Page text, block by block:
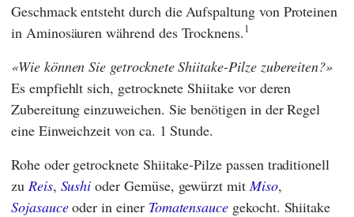
Geschmack entsteht durch die Aufspaltung von Proteinen
in Aminosäuren während des Trocknens.1
Wie können Sie getrocknete Shiitake-Pilze zubereiten?
Es empfiehlt sich, getrocknete Shiitake vor deren
Zubereitung einzuweichen. Sie benötigen in der Regel
eine Einweichzeit von ca. 1 Stunde.
Rohe oder getrocknete Shiitake-Pilze passen traditionell
zu Reis, Sushi oder Gemüse, gewürzt mitMiso,
Sojasauceoder in einer Tomatensauce gekocht. Shiitake